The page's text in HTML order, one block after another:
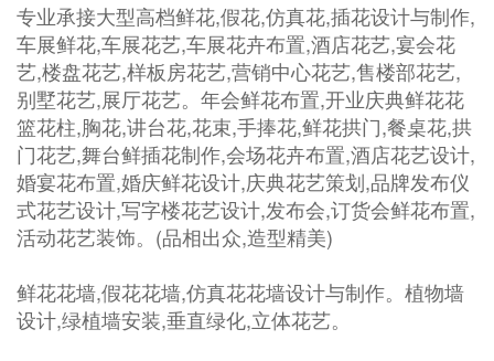
专业承接大型高档鲜花,假花,仿真花,插花设计与制作,
车展鲜花,车展花艺,车展花卉布置,酒店花艺,宴会花
艺,楼盘花艺,样板房花艺,营销中心花艺,售楼部花艺,
别墅花艺,展厅花艺。年会鲜花布置,开业庆典鲜花花
篮花柱,胸花,讲台花,花束,手捧花,鲜花拱门,餐桌花,拱
门花艺,舞台鲜插花制作,会场花卉布置,酒店花艺设计,
婚宴花布置,婚庆鲜花设计,庆典花艺策划,品牌发布仪
式花艺设计,写字楼花艺设计,发布会,订货会鲜花布置,
活动花艺装饰。(品相出众,造型精美)
鲜花花墙,假花花墙,仿真花花墙设计与制作。植物墙
设计,绿植墙安装,垂直绿化,立体花艺。